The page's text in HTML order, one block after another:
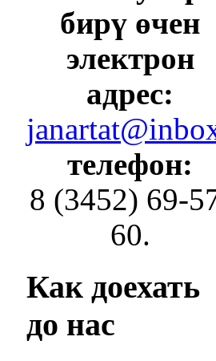
бирү өчен
электрон
адрес:
телефон:
8 (3452) 69-
60.
Как доехать
до нас